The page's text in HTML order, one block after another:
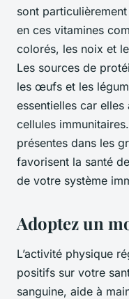
sont
en ces vitamines
colorés, les noix et
Les sources de
les œufs et les
essentielles car
cellules
présentes dans les
favorisent la santé
de votre système
Adoptez un
L’activité physique
positifs sur votre
sanguine, aide à